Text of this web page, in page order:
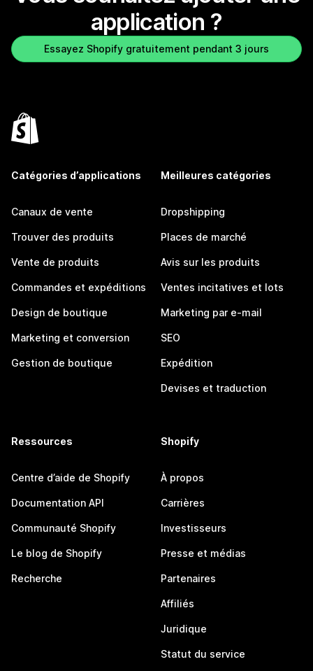
application ?
Essayez Shopify gratuitement pendant 3 jours
Catégories d’applications
Canaux de vente
Trouver des produits
Vente de produits
Commandes et expéditions
Design de boutique
Marketing et conversion
Gestion de boutique
Meilleures catégories
Dropshipping
Places de marché
Avis sur les produits
Ventes incitatives et lots
Marketing par e-mail
SEO
Expédition
Devises et traduction
Ressources
Centre d’aide de Shopify
Documentation API
Communauté Shopify
Le blog de Shopify
Recherche
Shopify
À propos
Carrières
Investisseurs
Presse et médias
Partenaires
Affiliés
Juridique
Statut du service